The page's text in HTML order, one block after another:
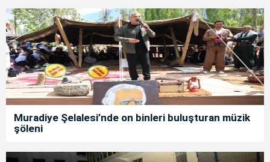
Muradiye Şelalesi’nde on binleri buluşturan müzik
şöleni